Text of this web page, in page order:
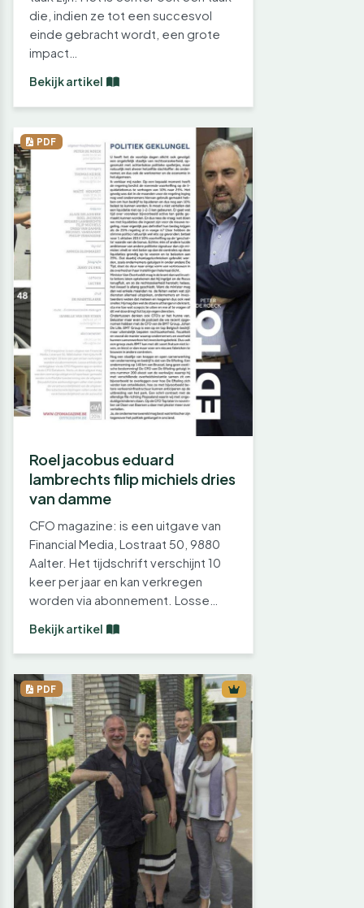
die, indien ze tot een succesvol
einde gebracht wordt, een grote
impact…
Bekijk artikel
PDF
Roel jacobus eduard
lambrechts filip michiels dries
van damme
CFO magazine: is een uitgave van
Financial Media, Lostraat 50, 9880
Aalter. Het tijdschrift verschijnt 10
keer per jaar en kan verkregen
worden via abonnement. Losse…
Bekijk artikel
PDF